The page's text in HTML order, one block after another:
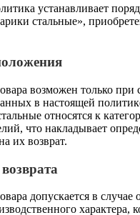
устанавливает
стальные»,
возможен только при
в настоящей
относятся к
что накладывает
их возврат.
допускается в
характера,